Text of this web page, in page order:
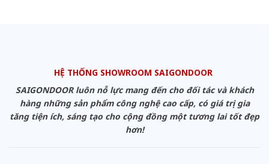
HỆ THỐNG SHOWROOM SAIGONDOOR
SAIGONDOOR luôn nỗ lực mang đến cho đối tác và khách
hàng những sản phẩm công nghệ cao cấp, có giá trị gia
tăng tiện ích, sáng tạo cho cộng đồng một tương lai tốt đẹp
hơn!